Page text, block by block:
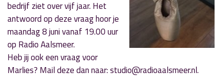
bedrijf ziet over vijf jaar. Het
antwoord op deze vraag hoor je
maandag 8 juni vanaf 19.00 uur
op Radio Aalsmeer.
Heb jij ook een vraag voor
Marlies? Mail deze dan naar: studio@radioaalsmeer.nl.